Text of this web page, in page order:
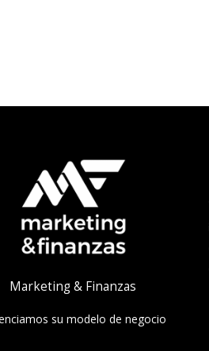
Marketing & Finanzas
su modelo de negocio